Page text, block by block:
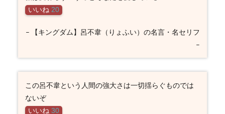
いいね 20
– 【キングダム】呂不韋（りょふい）の名言・名セリフ
–
この呂不韋という人間の強大さは一切揺らぐものでは
ないぞ
いいね 30